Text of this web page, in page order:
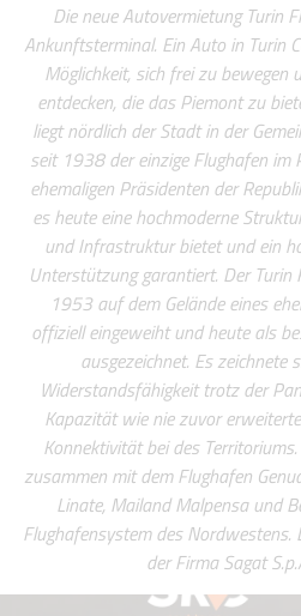
Die neue Autovermietung Turin
Ankunftsterminal. Ein Auto in Turin
Möglichkeit, sich frei zu bewegen
entdecken, die das Piemont zu
liegt nördlich der Stadt in der
seit 1938 der einzige Flughafen im
ehemaligen Präsidenten der
es heute eine hochmoderne
und Infrastruktur bietet und ein
Unterstützung garantiert. Der
1953 auf dem Gelände eines
offiziell eingeweiht und heute als
ausgezeichnet. Es zeichnete
Widerstandsfähigkeit trotz der
Kapazität wie nie zuvor
Konnektivität bei des
zusammen mit dem Flughafen
Linate, Mailand Malpensa und
Flughafensystem des
der Firma Sagat